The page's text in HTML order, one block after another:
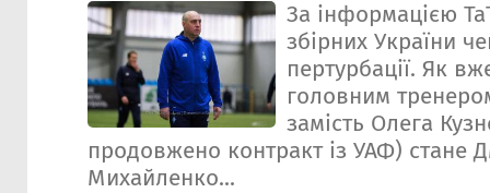
За інформацією
збірних України
пертурбації. Як
головним
замість Олега
продовжено контракт із УАФ) стане
Михайленко...